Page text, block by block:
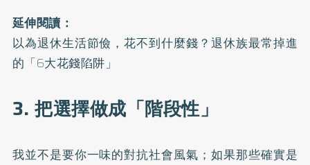
延伸閱讀：
以為退休生活節儉，花不到什麼錢？退休族最常掉進
的「6大花錢陷阱」
3. 把選擇做成「階段性」
我並不是要你一味的對抗社會風氣；如果那些確實是